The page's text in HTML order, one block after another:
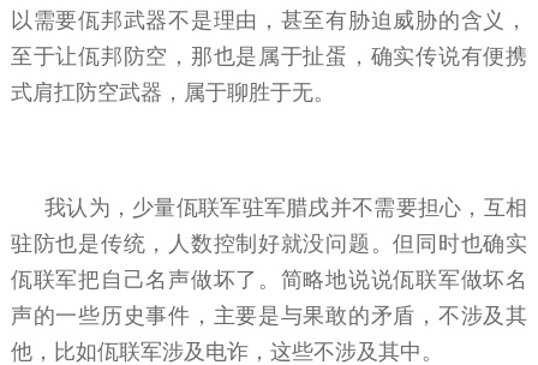
以需要佤邦武器不是理由，甚至有胁迫威胁的含义，
至于让佤邦防空，那也是属于扯蛋，确实传说有便携
式肩扛防空武器，属于聊胜于无。
我认为，少量佤联军驻军腊戌并不需要担心，互相
驻防也是传统，人数控制好就没问题。但同时也确实
佤联军把自己名声做坏了。简略地说说佤联军做坏名
声的一些历史事件，主要是与果敢的矛盾，不涉及其
他，比如佤联军涉及电诈，这些不涉及其中。